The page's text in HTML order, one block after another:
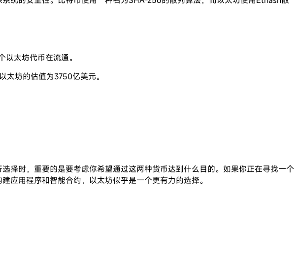
太坊代币在流通。
太坊的估值为3750亿美元。
择时，重要的是要考虑你希望通过这两种货币达到什么目的。如果你正在寻找一个
应用程序和智能合约，以太坊似乎是一个更有力的选择。